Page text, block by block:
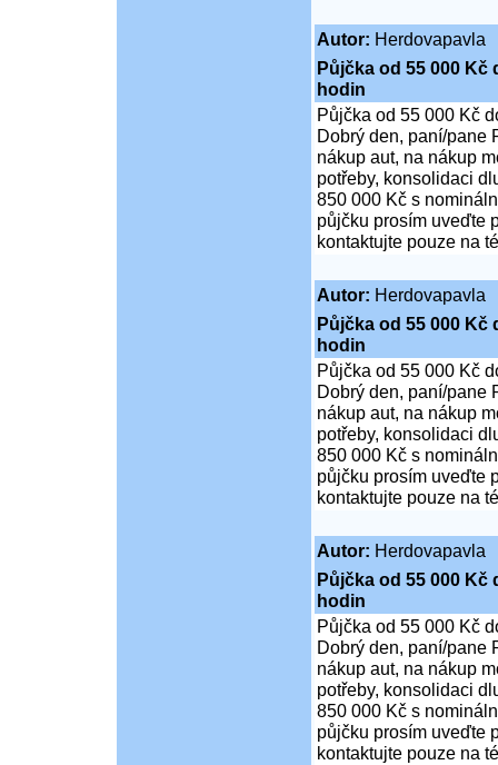
Autor: Herdovapavla
Půjčka od 55 000 Kč
hodin
Půjčka od 55 000 Kč
Dobrý den, paní/pane
nákup aut, na nákup
potřeby, konsolidaci
850 000 Kč s
půjčku prosím uveďte
kontaktujte pouze na
Autor: Herdovapavla
Půjčka od 55 000 Kč
hodin
Půjčka od 55 000 Kč
Dobrý den, paní/pane
nákup aut, na nákup
potřeby, konsolidaci
850 000 Kč s
půjčku prosím uveďte
kontaktujte pouze na
Autor: Herdovapavla
Půjčka od 55 000 Kč
hodin
Půjčka od 55 000 Kč
Dobrý den, paní/pane
nákup aut, na nákup
potřeby, konsolidaci
850 000 Kč s
půjčku prosím uveďte
kontaktujte pouze na